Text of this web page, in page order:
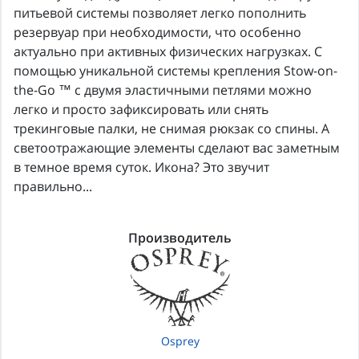
питьевой системы позволяет легко пополнить
резервуар при необходимости, что особенно
актуально при активных физических нагрузках. С
помощью уникальной системы крепления Stow-on-
the-Go ™ с двумя эластичными петлями можно
легко и просто зафиксировать или снять
трекинговые палки, не снимая рюкзак со спины. А
светоотражающие элементы сделают вас заметным
в темное время суток. Икона? Это звучит
правильно...
Производитель
Osprey